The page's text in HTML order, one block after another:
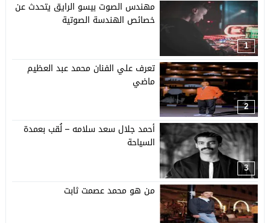
1
مهندس الصوت بيسو الرايق يتحدث عن
خصائص الهندسة الصوتية
2
تعرف علي الفنان محمد عبد العظيم
ماضي
3
أحمد جلال سعد سلامه – لُقب بعمدة
السياحة
من هو محمد عصمت ثابت